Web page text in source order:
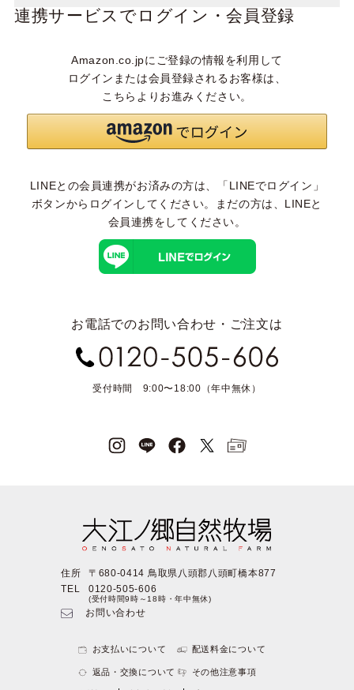
連携サービスでログイン・会員登録
Amazon.co.jpにご登録の情報を利用して
ログインまたは会員登録されるお客様は、
こちらよりお進みください。
LINEとの会員連携がお済みの方は、「LINEでログイン」
ボタンからログインしてください。まだの方は、 LINEと
会員連携をしてください。
お電話でのお問い合わせ・ご注文は
受付時間 9:00〜18:00（年中無休）
住所
〒680-0414 鳥取県八頭郡八頭町橋本877
TEL
0120-505-606
(受付時間9時～18時・年中無休)
お問い合わせ
お支払いについて 配送料金について
返品・交換について その他注意事項